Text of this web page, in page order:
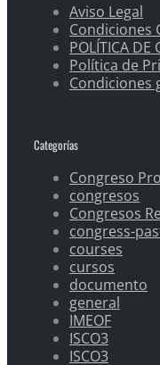
Aviso Legal
Condiciones
POLÍTICA DE
Política de
Condiciones
Categorías
Congreso
congresos
Congresos
congress-
courses
cursos
documento
general
IMEOF
ISCO3
ISCO3